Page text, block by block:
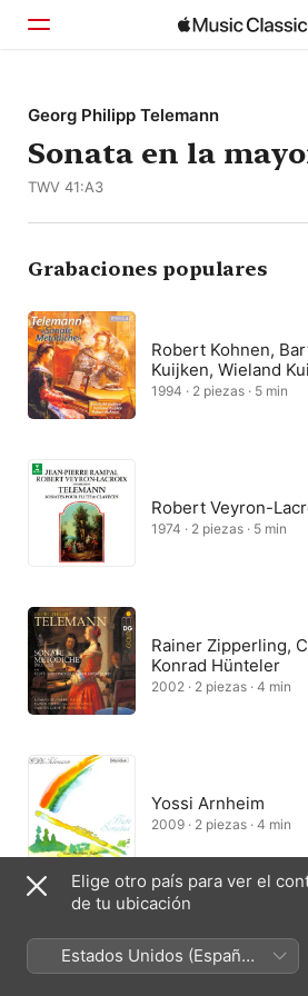
Inicio
Explorar
Georg Philipp Telemann
Sonata en la
TWV 41:A3
Grabaciones populares
Robert Kohnen,
Kuijken, Wieland
1994 · 2 piezas · 5 min
Robert Veyron-
1974 · 2 piezas · 5 min
Rainer Zipperling,
Konrad Hünteler
2002 · 2 piezas · 4 min
Yossi Arnheim
2009 · 2 piezas · 4 min
Jean-François
Hulliger
Elige otro país para ver el
de tu ubicación
Estados Unidos (Español
México)